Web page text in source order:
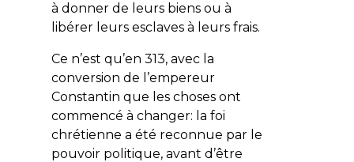
à donner de leurs biens ou à
libérer leurs esclaves à leurs frais.
Ce n’est qu’en 313, avec la
conversion de l’empereur
Constantin que les choses ont
commencé à changer: la foi
chrétienne a été reconnue par le
pouvoir politique, avant d’être